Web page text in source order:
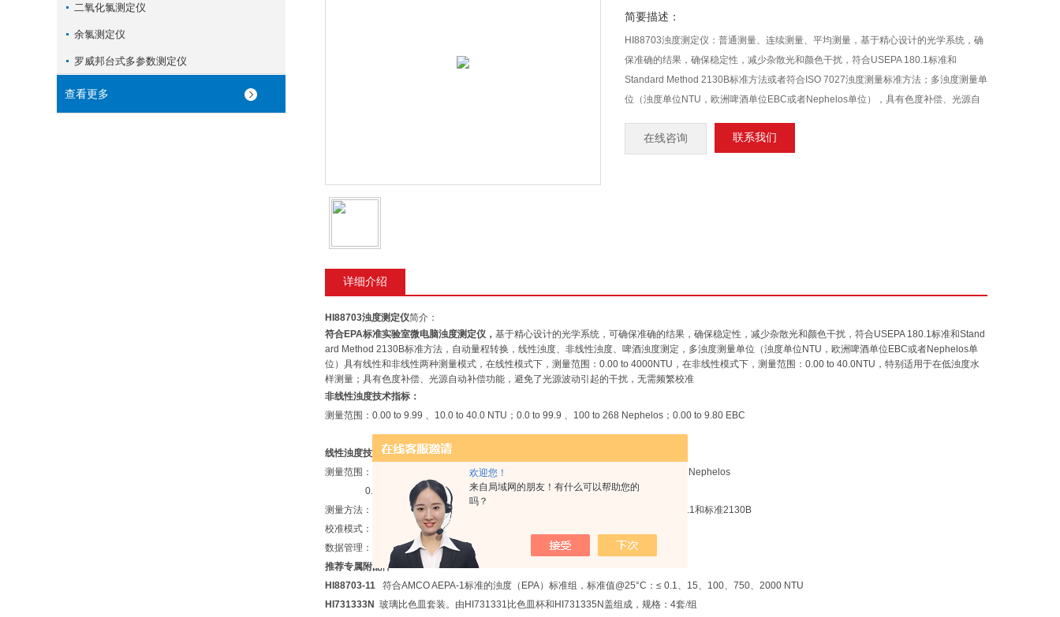
欢迎您！
来自局域网的朋友！有什么可以帮助您的
吗？
二氧化氯测定仪
余氯测定仪
罗威邦台式多参数测定仪
查看更多
简要描述：
HI88703浊度测定仪：普通测量、连续测量、平均测量，基于精心设计的光学系统，确
保准确的结果，确保稳定性，减少杂散光和颜色干扰，符合USEPA 180.1标准和
Standard Method 2130B标准方法或者符合ISO 7027浊度测量标准方法；多浊度测量单
位（浊度单位NTU，欧洲啤酒单位EBC或者Nephelos单位），具有色度补偿、光源自
在线咨询 联系我们
详细介绍
HI88703浊度测定仪简介：
符合EPA标准实验室微电脑浊度测定仪 ， 基于精心设计的光学系统，可确保准确的结果，确保稳定性，减少杂散光和颜色干扰，符合USEPA 180.1标准和Stand
ard Method 2130B标准方法，自动量程转换，线性浊度、非线性浊度、啤酒浊度测定，多浊度测量单位（浊度单位 NTU ，欧洲啤酒单位 EBC或者Nephelos单
位）具有线性和非线性两种测量模式，在线性模式下，测量范围： 0.00 to 4000NTU ，在非线性模式下，测量范围： 0.00 to 40.0NTU ，特别适用于在低浊度水
样测量；具有色度补偿、光源自动补偿功能，避免了光源波动引起的干扰，无需频繁校准
非线性浊度技术指标：
测量范围： 0.00 to 9.99 、10.0 to 40.0 NTU；0.0 to 99.9 、100 to 268 Nephelos；0.00 to 9.80 EBC
线性浊度技术指标：
测量范围：
0.00 to 9.99、10.0 to 99.9、100 to 4000 NTU；0.0 to 99.9、100 to 26800 Nephelos
0.00 to 9.99、10.0 to 99.9、100 to 980EBC
测量方法：浊度测定法（90°） 108.1和标准2130B
校准模式：手动校准，内置标准校准点：
数据管理：
数据接口，200 组测量数据存储器
推荐专属附配件
HI88703-11 符合AMCO AEPA-1标准的浊度 （EPA） 标准组，标准值@25°C：≤ 0.1、15、100、750、2000 NTU
HI731333N 玻璃比色皿套装。由 HI731331 比色皿杯和 HI731335N盖组成，规格： 4套/组